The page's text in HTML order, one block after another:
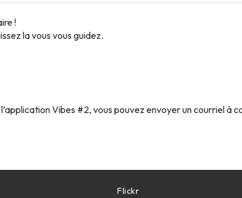
!
la vous vous guidez.
Vibes #2, vous pouvez envoyer un courriel à
Flickr